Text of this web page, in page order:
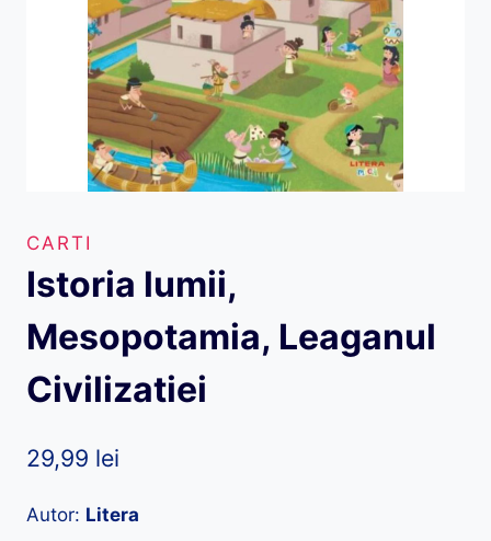
CARTI
Istoria lumii,
Mesopotamia, Leaganul
Civilizatiei
29,99 lei
Autor: Litera